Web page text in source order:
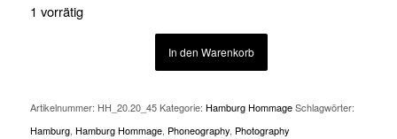
1 vorrätig
In den Warenkorb
Artikelnummer: HH_20.20_45 Kategorie: Hamburg Hommage Schlagwörter:
Hamburg, Hamburg Hommage, Phoneography, Photography